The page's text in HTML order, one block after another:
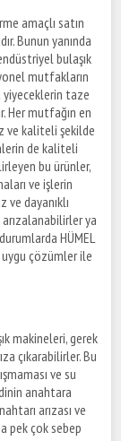
amaçlı satın
Bunun yanında
bulaşık
mutfakların
yiyeceklerin taze
Her mutfağın en
ve kaliteli şekilde
de kaliteli
bu ürünler,
ve işlerin
dayanıklı
ya
HÜMEL
çözümler ile
makineleri, gerek
çıkarabilirler. Bu
ve su
anahtara
arızası ve
pek çok sebep